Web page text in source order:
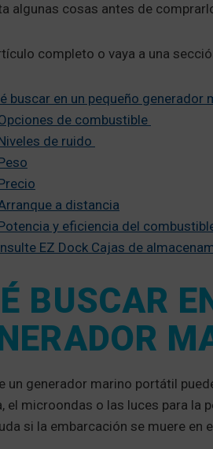
algunas cosas antes de
completo o vaya a una
buscar en un pequeño generador
de combustible
de ruido
a distancia
y eficiencia del
EZ Dock Cajas de
BUSCAR
un generador marino portátil
el microondas o las luces para la
si la embarcación se muere en